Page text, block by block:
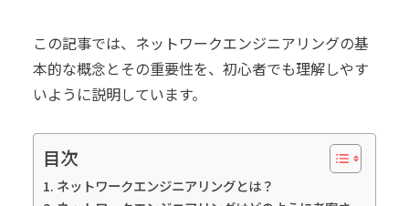
この記事では、ネットワークエンジニアリングの基
本的な概念とその重要性を、初心者でも理解しやす
いように説明しています。
目次
ネットワークエンジニアリングとは？